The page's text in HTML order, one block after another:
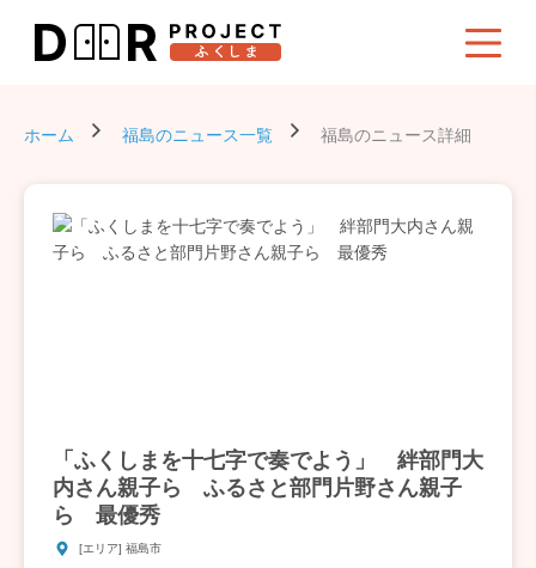
ホーム 福島のニュース一覧 福島のニュース詳細
「ふくしまを十七字で奏でよう」 絆部門大
内さん親子ら ふるさと部門片野さん親子
ら 最優秀
[エリア] 福島市